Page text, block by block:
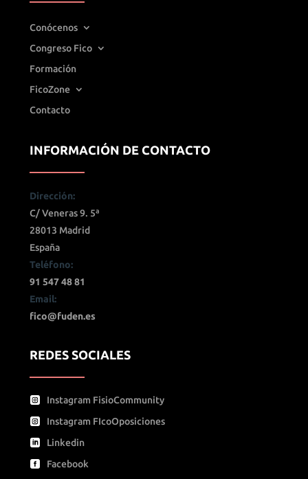
Conócenos
Congreso Fico
Formación
FicoZone
Contacto
INFORMACIÓN DE CONTACTO
Dirección:
C/ Veneras 9. 5ª
28013 Madrid
España
Teléfono:
91 547 48 81
Email:
fico@fuden.es
REDES SOCIALES
Instagram FisioCommunity
Instagram FIcoOposiciones
Linkedin
Facebook